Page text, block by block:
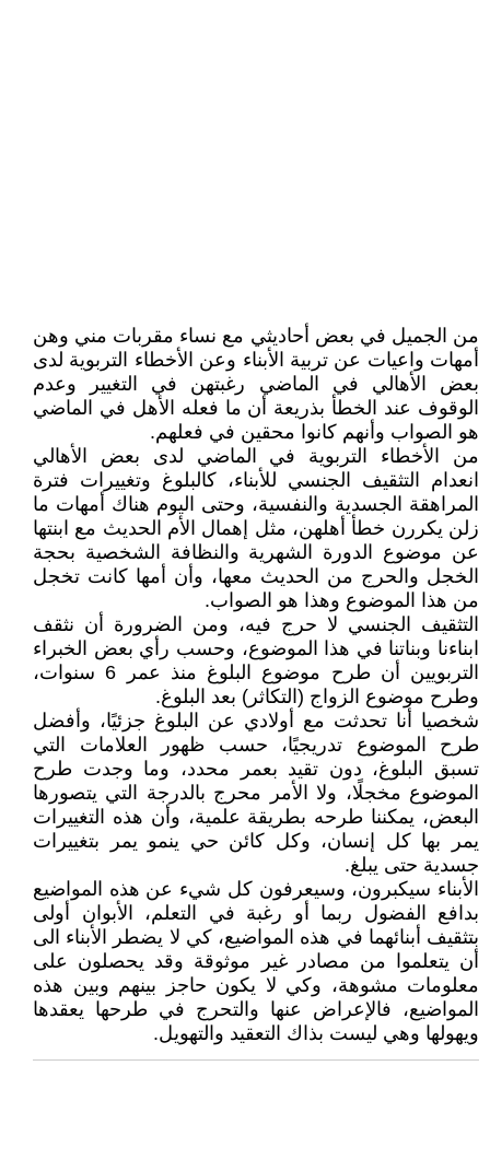
من الجميل في بعض أحاديثي مع نساء مقربات مني وهن
أمهات واعيات عن تربية الأبناء وعن الأخطاء التربوية لدى
بعض الأهالي في الماضي رغبتهن في التغيير وعدم
الوقوف عند الخطأ بذريعة أن ما فعله الأهل في الماضي
هو الصواب وأنهم كانوا محقين في فعلهم.
من الأخطاء التربوية في الماضي لدى بعض الأهالي
انعدام التثقيف الجنسي للأبناء، كالبلوغ وتغييرات فترة
المراهقة الجسدية والنفسية، وحتى اليوم هناك أمهات ما
زلن يكررن خطأ أهلهن، مثل إهمال الأم الحديث مع ابنتها
عن موضوع الدورة الشهرية والنظافة الشخصية بحجة
الخجل والحرج من الحديث معها، وأن أمها كانت تخجل
من هذا الموضوع وهذا هو الصواب.
التثقيف الجنسي لا حرج فيه، ومن الضرورة أن نثقف
ابناءنا وبناتنا في هذا الموضوع، وحسب رأي بعض الخبراء
التربويين أن طرح موضوع البلوغ منذ عمر 6 سنوات،
وطرح موضوع الزواج (التكاثر) بعد البلوغ.
شخصيا أنا تحدثت مع أولادي عن البلوغ جزئيًا، وأفضل
طرح الموضوع تدريجيًا، حسب ظهور العلامات التي
تسبق البلوغ، دون تقيد بعمر محدد، وما وجدت طرح
الموضوع مخجلًا، ولا الأمر محرج بالدرجة التي يتصورها
البعض، يمكننا طرحه بطريقة علمية، وأن هذه التغييرات
يمر بها كل إنسان، وكل كائن حي ينمو يمر بتغييرات
جسدية حتى يبلغ.
الأبناء سيكبرون، وسيعرفون كل شيء عن هذه المواضيع
بدافع الفضول ربما أو رغبة في التعلم، الأبوان أولى
بتثقيف أبنائهما في هذه المواضيع، كي لا يضطر الأبناء الى
أن يتعلموا من مصادر غير موثوقة وقد يحصلون على
معلومات مشوهة، وكي لا يكون حاجز بينهم وبين هذه
المواضيع، فالإعراض عنها والتحرج في طرحها يعقدها
ويهولها وهي ليست بذاك التعقيد والتهويل.